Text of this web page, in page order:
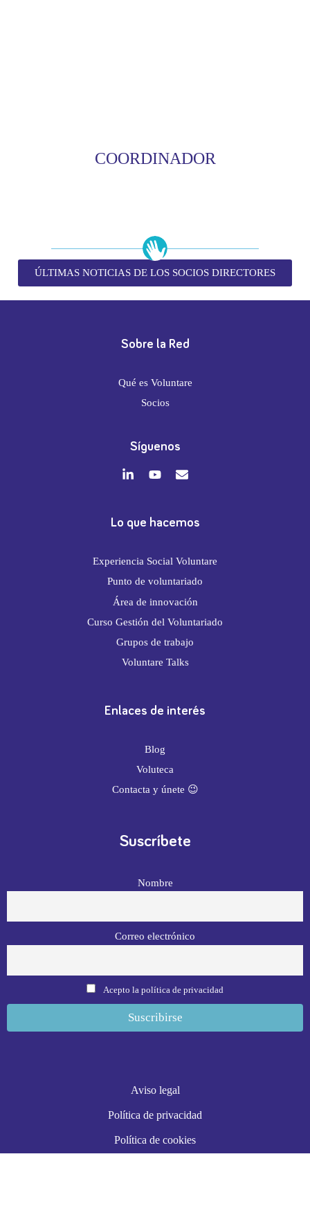
COORDINADOR
ÚLTIMAS NOTICIAS DE LOS SOCIOS DIRECTORES
Sobre la Red
Qué es Voluntare
Socios
Síguenos
Lo que hacemos
Experiencia Social Voluntare
Punto de voluntariado
Área de innovación
Curso Gestión del Voluntariado
Grupos de trabajo
Voluntare Talks
Enlaces de interés
Blog
Voluteca
Contacta y únete 😉
Suscríbete
Nombre
Correo electrónico
Acepto la política de privacidad
Aviso legal
Política de privacidad
Política de cookies